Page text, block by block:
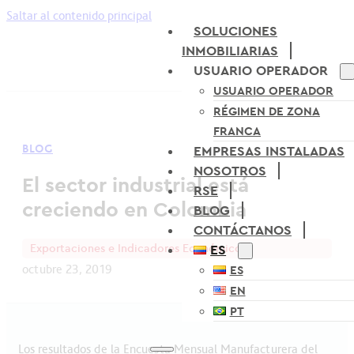
Saltar al contenido principal
SOLUCIONES
INMOBILIARIAS
USUARIO OPERADOR
USUARIO OPERADOR
RÉGIMEN DE ZONA
FRANCA
EMPRESAS INSTALADAS
NOSOTROS
RSE
BLOG
CONTÁCTANOS
ES
ES
EN
PT
BLOG
El sector industrial está
creciendo en Colombia
Exportaciones e Indicadores Económicos
octubre 23, 2019
Los resultados de la Encuesta Mensual Manufacturera del